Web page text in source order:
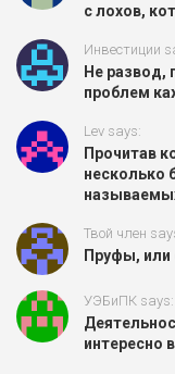
с лохов,
Инвестиции
Не развод,
проблем
Lev says:
Прочитав
несколько
Твой член
Пруфы, или
УЭБиПК says:
интересно